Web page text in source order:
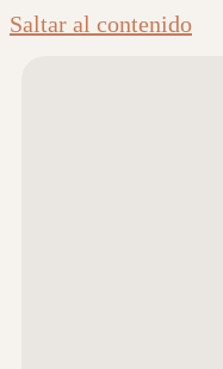
Saltar al contenido